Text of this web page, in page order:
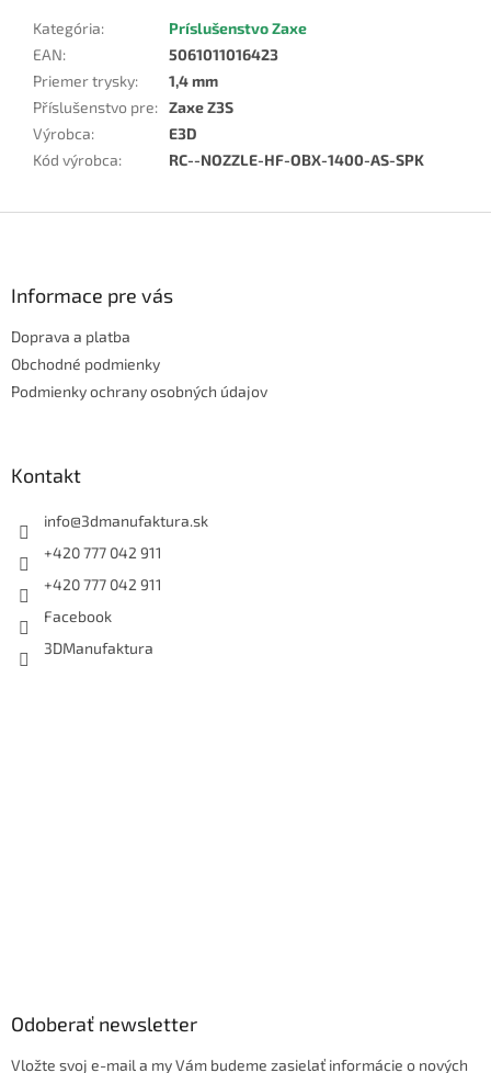
Kategória:
Príslušenstvo Zaxe
EAN:
5061011016423
Priemer trysky:
1,4 mm
Příslušenstvo pre: Zaxe Z3S
Výrobca:
E3D
Kód výrobca: RC--NOZZLE-HF-OBX-1400-AS-SPK
Informace pre vás
Doprava a platba
Obchodné podmienky
Podmienky ochrany osobných údajov
Kontakt
info@3dmanufaktura.sk
+420 777 042 911
+420 777 042 911
Facebook
3DManufaktura
Odoberať newsletter
Vložte svoj e-mail a my Vám budeme zasielať informácie o nových